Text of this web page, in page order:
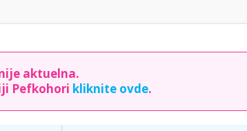
aktuelna.
Pefkohori kliknite ovde.